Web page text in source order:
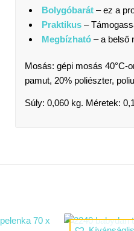
Bolygóbarát– ez a
Praktikus–
Megbízható– a belső
Mosás: gépi mosás 40°C-
pamut, 20% poliészter,
Súly: 0,060 kg. Méretek: